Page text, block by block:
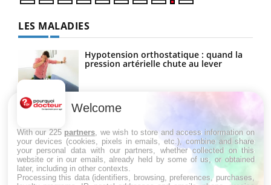
LES MALADIES
Hypotension orthostatique : quand la
pression artérielle chute au lever
Drépanocytose : une déformation des
Maladie de Charcot (Sclérose latérale
amyotrophique)
Welcome
With our 225 partners , we wish to store and access information on
your devices (cookies, pixels in emails, etc.), combine and share
your personal data with our partners, whether collected on this
website or in our emails, already held by some of us, or obtained
later, including in other contexts.
Processing this data (identifiers, browsing, preferences, purchases,